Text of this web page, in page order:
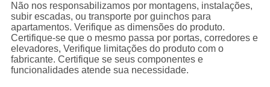
Não nos responsabilizamos por montagens, instalações,
subir escadas, ou transporte por guinchos para
apartamentos. Verifique as dimensões do produto.
Certifique-se que o mesmo passa por portas, corredores e
elevadores, Verifique limitações do produto com o
fabricante. Certifique se seus componentes e
funcionalidades atende sua necessidade.